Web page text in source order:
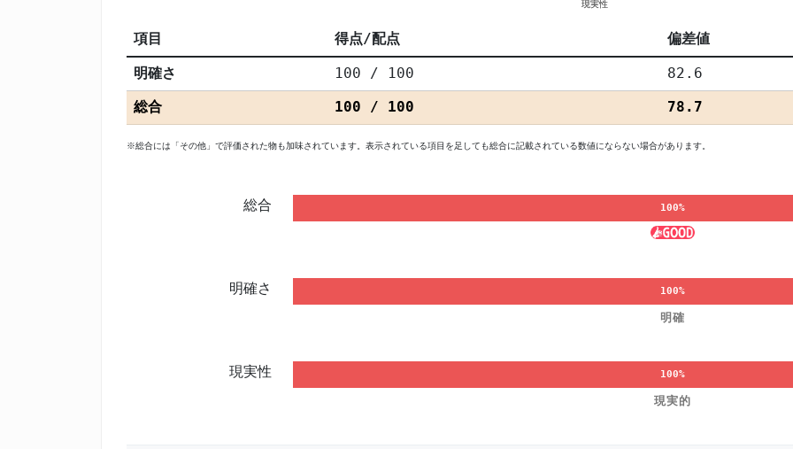
項目 得点/配点 偏差値
明確さ 100 / 100
82.6
総合
100 / 100 78.7
※総合には「その他」で評価された物も加味されています。表示されている項目を足しても総合に記載されている数値にならない場合があります。
総合 100%
明確さ 100%
明確
現実性 100%
現実的